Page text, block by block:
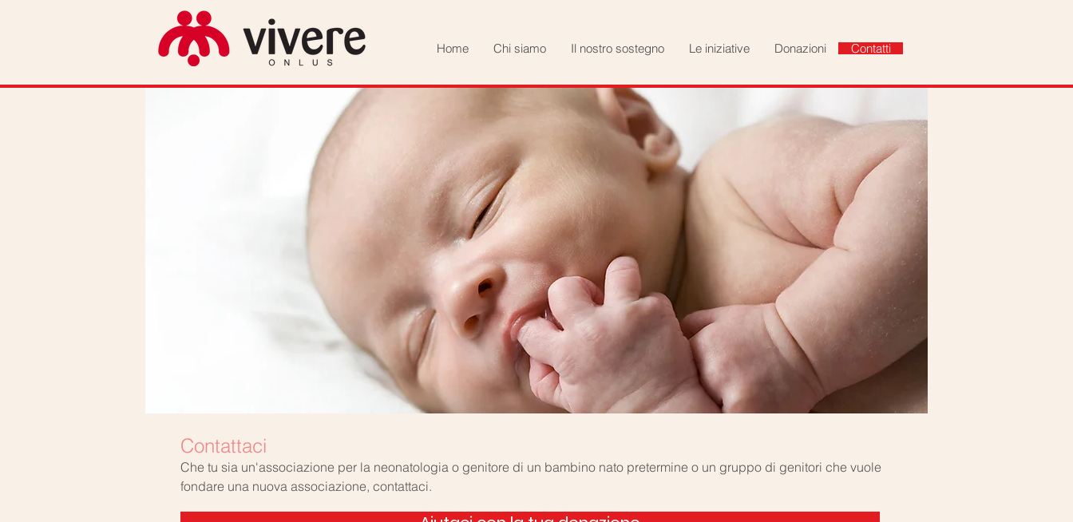
Home Chi siamo Il nostro sostegno Le iniziative Donazioni Contatti
Contattaci
Che tu sia un'associazione per la neonatologia o genitore di un bambino nato pretermine o un gruppo di genitori che vuole
fondare una nuova associazione, contattaci.